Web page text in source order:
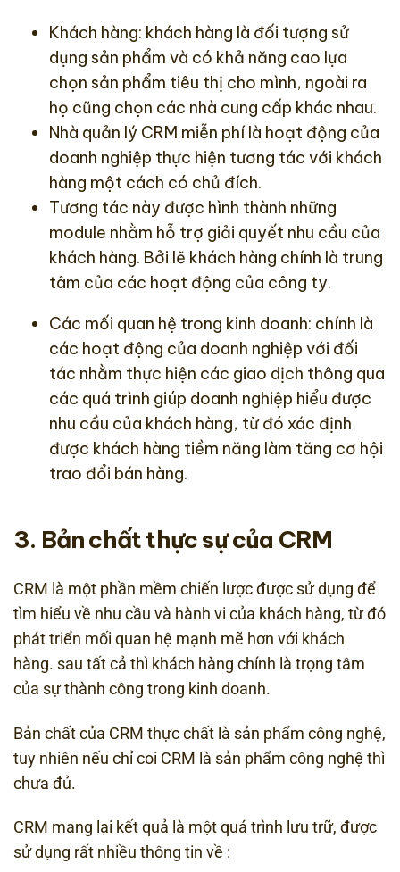
Khách hàng: khách hàng là đối tượng sử
dụng sản phẩm và có khả năng cao lựa
chọn sản phẩm tiêu thị cho mình, ngoài ra
họ cũng chọn các nhà cung cấp khác nhau.
Nhà quản lý CRM miễn phí là hoạt động của
doanh nghiệp thực hiện tương tác với khách
hàng một cách có chủ đích.
Tương tác này được hình thành những
module nhằm hỗ trợ giải quyết nhu cầu của
khách hàng. Bởi lẽ khách hàng chính là trung
tâm của các hoạt động của công ty.
Các mối quan hệ trong kinh doanh: chính là
các hoạt động của doanh nghiệp với đối
tác nhằm thực hiện các giao dịch thông qua
các quá trình giúp doanh nghiệp hiểu được
nhu cầu của khách hàng, từ đó xác định
được khách hàng tiềm năng làm tăng cơ hội
trao đổi bán hàng.
3. Bản chất thực sự của CRM
CRM là một phần mềm chiến lược được sử dụng để
tìm hiểu về nhu cầu và hành vi của khách hàng, từ đó
phát triển mối quan hệ mạnh mẽ hơn với khách
hàng. sau tất cả thì khách hàng chính là trọng tâm
của sự thành công trong kinh doanh.
Bản chất của CRM thực chất là sản phẩm công nghệ,
tuy nhiên nếu chỉ coi CRM là sản phẩm công nghệ thì
chưa đủ.
CRM mang lại kết quả là một quá trình lưu trữ, được
sử dụng rất nhiều thông tin về :